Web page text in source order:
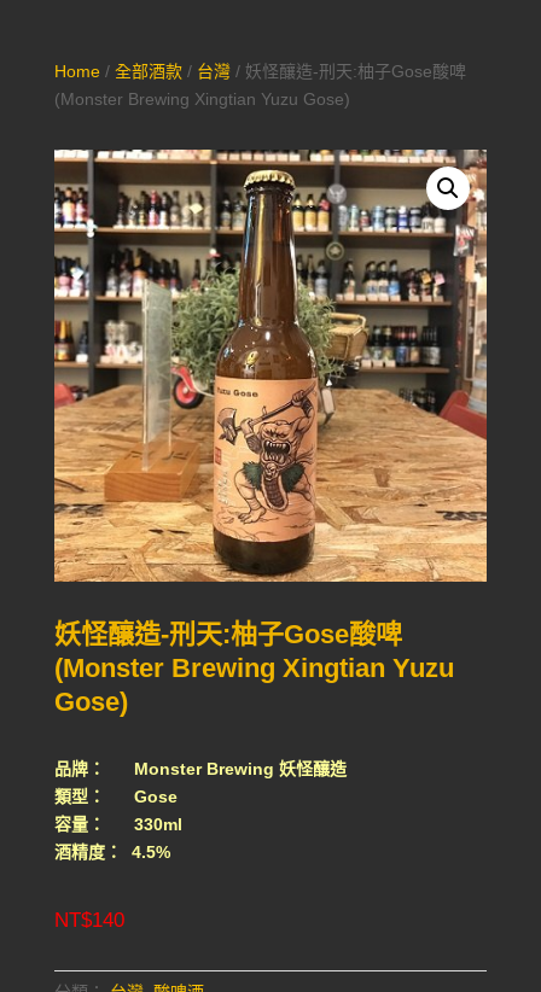
Home/ 全部酒款/ 台灣/ 妖怪釀造-刑天:柚子Gose酸啤
(Monster Brewing Xingtian Yuzu Gose)
妖怪釀造-刑天:柚子Gose酸啤
(Monster Brewing Xingtian Yuzu
Gose)
品牌： Monster Brewing 妖怪釀造
類型： Gose
容量： 330ml
酒精度： 4.5%
NT$140